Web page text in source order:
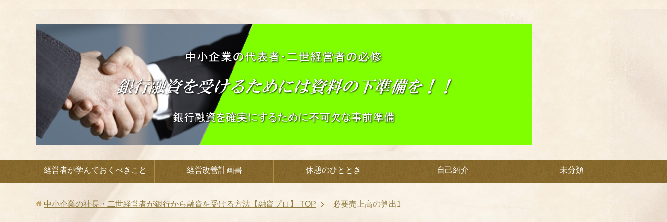
経営者が学んでおくべきこと 経営改善計画書 休憩のひととき 自己紹介 未分類
中小企業の社長・二世経営者が銀行から融資を受ける方法【融資プロ】 TOP 必要売上高の算出1